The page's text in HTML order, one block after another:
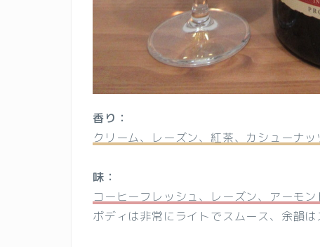
香り：
クリーム、レーズン、紅茶、カシューナッ
味：
コーヒーフレッシュ、レーズン、アーモ
ボディは非常にライトでスムース、余韻